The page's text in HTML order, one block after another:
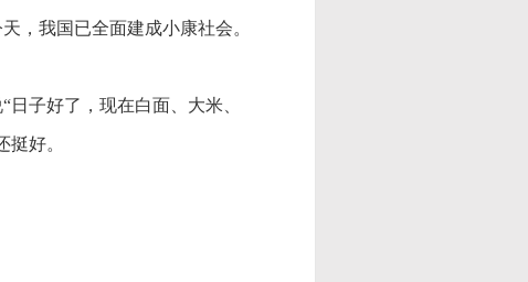
，我国已全面建成小康社会。
“日子好了，现在白面、大米、
好。